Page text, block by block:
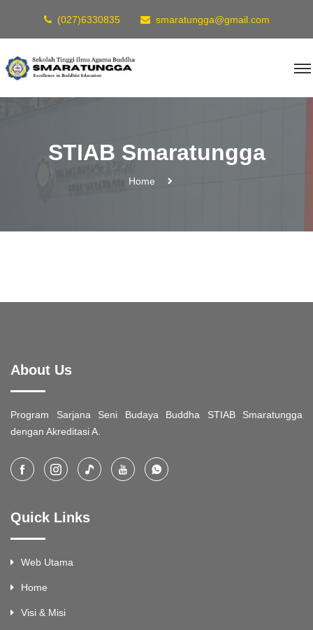
(027)6330835 smaratungga@gmail.com
STIAB Smaratungga
Home
About Us
Program Sarjana Seni Budaya Buddha STIAB Smaratungga
dengan Akreditasi A.
Quick Links
Web Utama
Home
Visi & Misi